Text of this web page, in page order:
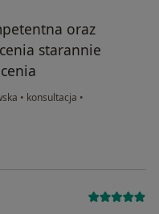
oraz
starannie
• konsultacja •